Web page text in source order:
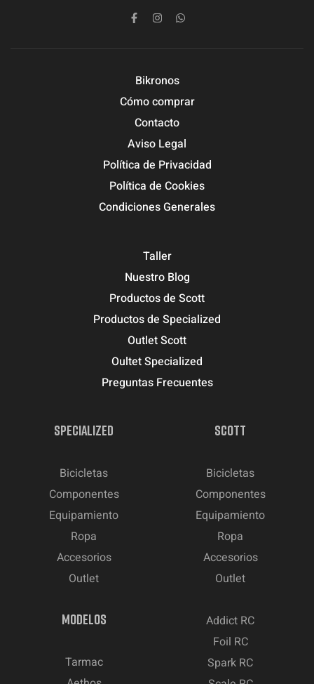
Bikronos
Cómo comprar
Contacto
Aviso Legal
Política de Privacidad
Política de Cookies
Condiciones Generales
Taller
Nuestro Blog
Productos de Scott
Productos de Specialized
Outlet Scott
Oultet Specialized
Preguntas Frecuentes
SPECIALIZED
Bicicletas
Componentes
Equipamiento
Ropa
Accesorios
Outlet
SCOTT
Bicicletas
Componentes
Equipamiento
Ropa
Accesorios
Outlet
MODELOS
Tarmac
Addict RC
Foil RC
Spark RC